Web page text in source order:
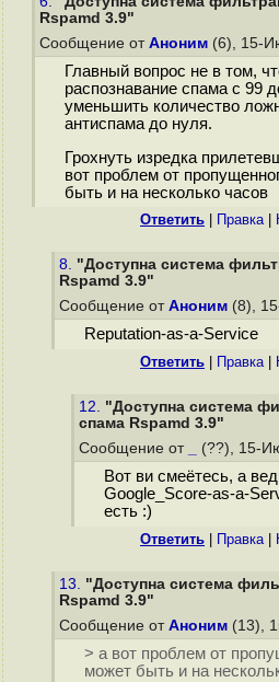
Rspamd 3.9"
Сообщение от Аноним (6), 15-
Главный вопрос не в том,
распознавание спама с 99
уменьшить количество
антиспама до нуля.
Грохнуть изредка
вот проблем от
быть и на несколько часов
Ответить Правка|
8. "Доступна система
Rspamd 3.9"
Сообщение от Аноним (8),
Reputation-as-a-Service
Ответить Правка|
12. "Доступна система
спама Rspamd 3.9"
Сообщение от (??), 15-
Вот ви смеётесь, а
Google_Score-as-a-
есть :)
Ответить Правка|
13. "Доступна система
Rspamd 3.9"
Сообщение от Аноним (13),
> а вот проблем от
может быть и на